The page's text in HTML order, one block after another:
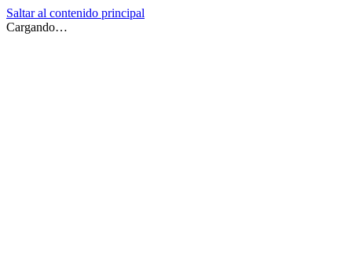
Saltar al contenido principal
Cargando…